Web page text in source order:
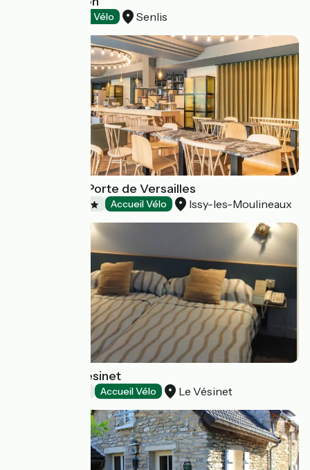
Accueil Vélo Senlis
Adagio Paris Porte de Versailles
Accueil Vélo Issy-les-Moulineaux
Hôtel Paris Vésinet
Accueil Vélo Le Vésinet